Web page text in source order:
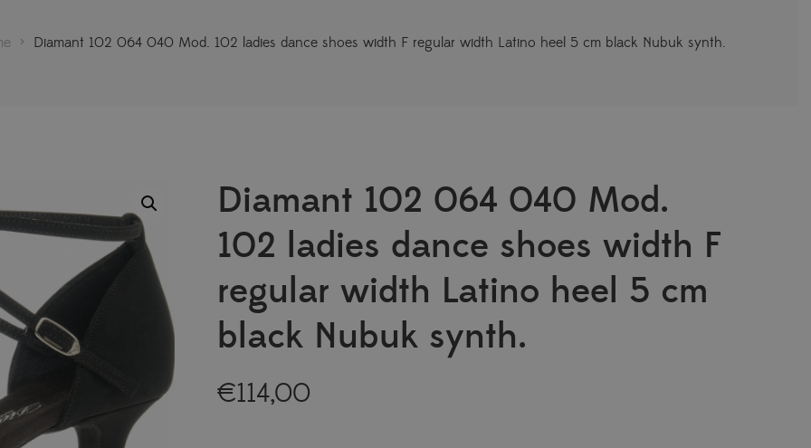
> Diamant 102 064 040 Mod. 102 ladies dance shoes width F regular width Latino heel 5 cm black Nubuk synth.
Diamant 102 064 040 Mod.
102 ladies dance shoes width F
regular width Latino heel 5 cm
black Nubuk synth.
€114,00